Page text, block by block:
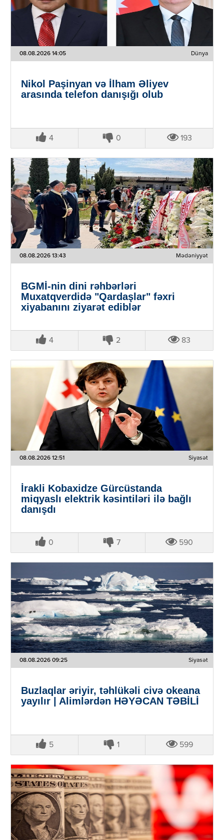
08.08.2026 14:05 Dünya
Nikol Paşinyan və İlham Əliyev
arasında telefon danışığı olub
4 0 193
08.08.2026 13:43 Mədəniyyət
BGMİ-nin dini rəhbərləri
Muxatqverdidə "Qardaşlar" fəxri
xiyabanını ziyarət ediblər
4 2 83
08.08.2026 12:51 Siyasət
İrakli Kobaxidze Gürcüstanda
miqyaslı elektrik kəsintiləri ilə bağlı
danışdı
0 7 590
08.08.2026 09:25 Siyasət
Buzlaqlar əriyir, təhlükəli civə okeana
yayılır | Alimlərdən HƏYƏCAN TƏBİLİ
5 1 599